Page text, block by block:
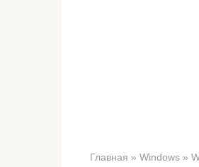
Главная » Windows »